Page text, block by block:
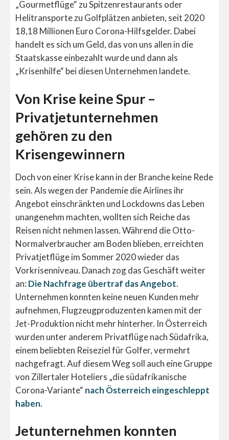
„Gourmetflüge“ zu Spitzenrestaurants oder
Helitransporte zu Golfplätzen anbieten, seit 2020
18,18 Millionen Euro Corona-Hilfsgelder. Dabei
handelt es sich um Geld, das von uns allen in die
Staatskasse einbezahlt wurde und dann als
„Krisenhilfe“ bei diesen Unternehmen landete.
Von Krise keine Spur –
Privatjetunternehmen
gehören zu den
Krisengewinnern
Doch von einer Krise kann in der Branche keine Rede
sein. Als wegen der Pandemie die Airlines ihr
Angebot einschränkten und Lockdowns das Leben
unangenehm machten, wollten sich Reiche das
Reisen nicht nehmen lassen. Während die Otto-
Normalverbraucher am Boden blieben, erreichten
Privatjetflüge im Sommer 2020 wieder das
Vorkrisenniveau. Danach zog das Geschäft weiter
an: Die Nachfrage übertraf das Angebot.
Unternehmen konnten keine neuen Kunden mehr
aufnehmen, Flugzeugproduzenten kamen mit der
Jet-Produktion nicht mehr hinterher. In Österreich
wurden unter anderem Privatflüge nach Südafrika,
einem beliebten Reiseziel für Golfer, vermehrt
nachgefragt. Auf diesem Weg soll auch eine Gruppe
von Zillertaler Hoteliers „die südafrikanische
Corona-Variante“ nach Österreich eingeschleppt
haben.
Jetunternehmen konnten